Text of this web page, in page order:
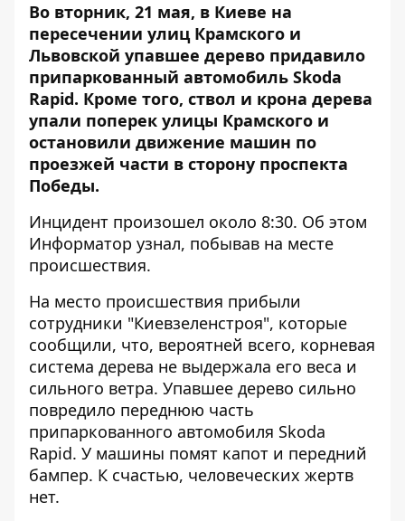
Во вторник, 21 мая, в Киеве на
пересечении улиц Крамского и
Львовской упавшее дерево придавило
припаркованный автомобиль Skoda
Rapid. Кроме того, ствол и крона дерева
упали поперек улицы Крамского и
остановили движение машин по
проезжей части в сторону проспекта
Победы.
Инцидент произошел около 8:30. Об этом
Информатор узнал, побывав на месте
происшествия.
На место происшествия прибыли
сотрудники "Киевзеленстроя", которые
сообщили, что, вероятней всего, корневая
система дерева не выдержала его веса и
сильного ветра. Упавшее дерево сильно
повредило переднюю часть
припаркованного автомобиля Skoda
Rapid. У машины помят капот и передний
бампер. К счастью, человеческих жертв
нет.